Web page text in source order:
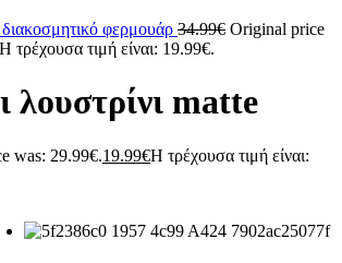
φερμουάρ 34.99€ Original price
Η τρέχουσα τιμή είναι: 19.99€.
λουστρίνι matte
was: 29.99€.19.99€Η τρέχουσα τιμή είναι: